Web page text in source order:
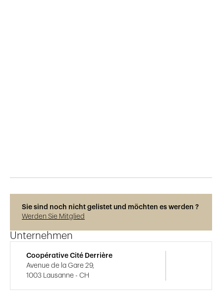
Sie sind noch nicht gelistet und möchten es werden ?
Werden Sie Mitglied
Unternehmen
Coopérative Cité Derrière
Avenue de la Gare 29,
1003 Lausanne - CH